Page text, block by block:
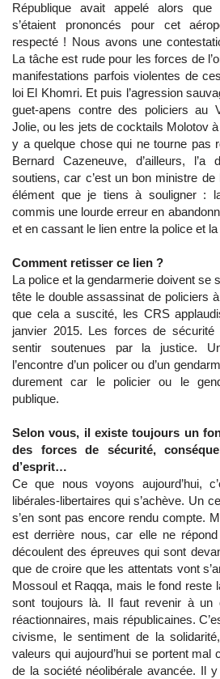
République avait appelé alors
s’étaient prononcés pour cet
respecté ! Nous avons une
La tâche est rude pour les forces de
manifestations parfois violentes de
loi El Khomri. Et puis l’agression
guet-apens contre des policiers au
Jolie, ou les jets de cocktails Molotov
y a quelque chose qui ne tourne pas
Bernard Cazeneuve, d’ailleurs,
soutiens, car c’est un bon ministre de
élément que je tiens à souligner :
commis une lourde erreur en
et en cassant le lien entre la police et la
Comment retisser ce lien ?
La police et la gendarmerie doivent se
tête le double assassinat de policiers
que cela a suscité, les CRS
janvier 2015. Les forces de
sentir soutenues par la justice.
l’encontre d’un policer ou d’un
durement car le policier ou le
publique.
Selon vous, il existe toujours un
des forces de sécurité,
d’esprit…
Ce que nous voyons aujourd’hui,
libérales-libertaires qui s’achève. Un
s’en sont pas encore rendu compte.
est derrière nous, car elle ne
découlent des épreuves qui sont
que de croire que les attentats vont
Mossoul et Raqqa, mais le fond reste
sont toujours là. Il faut revenir à un
réactionnaires, mais républicaines.
civisme, le sentiment de la
valeurs qui aujourd’hui se portent mal
de la société néolibérale avancée. Il